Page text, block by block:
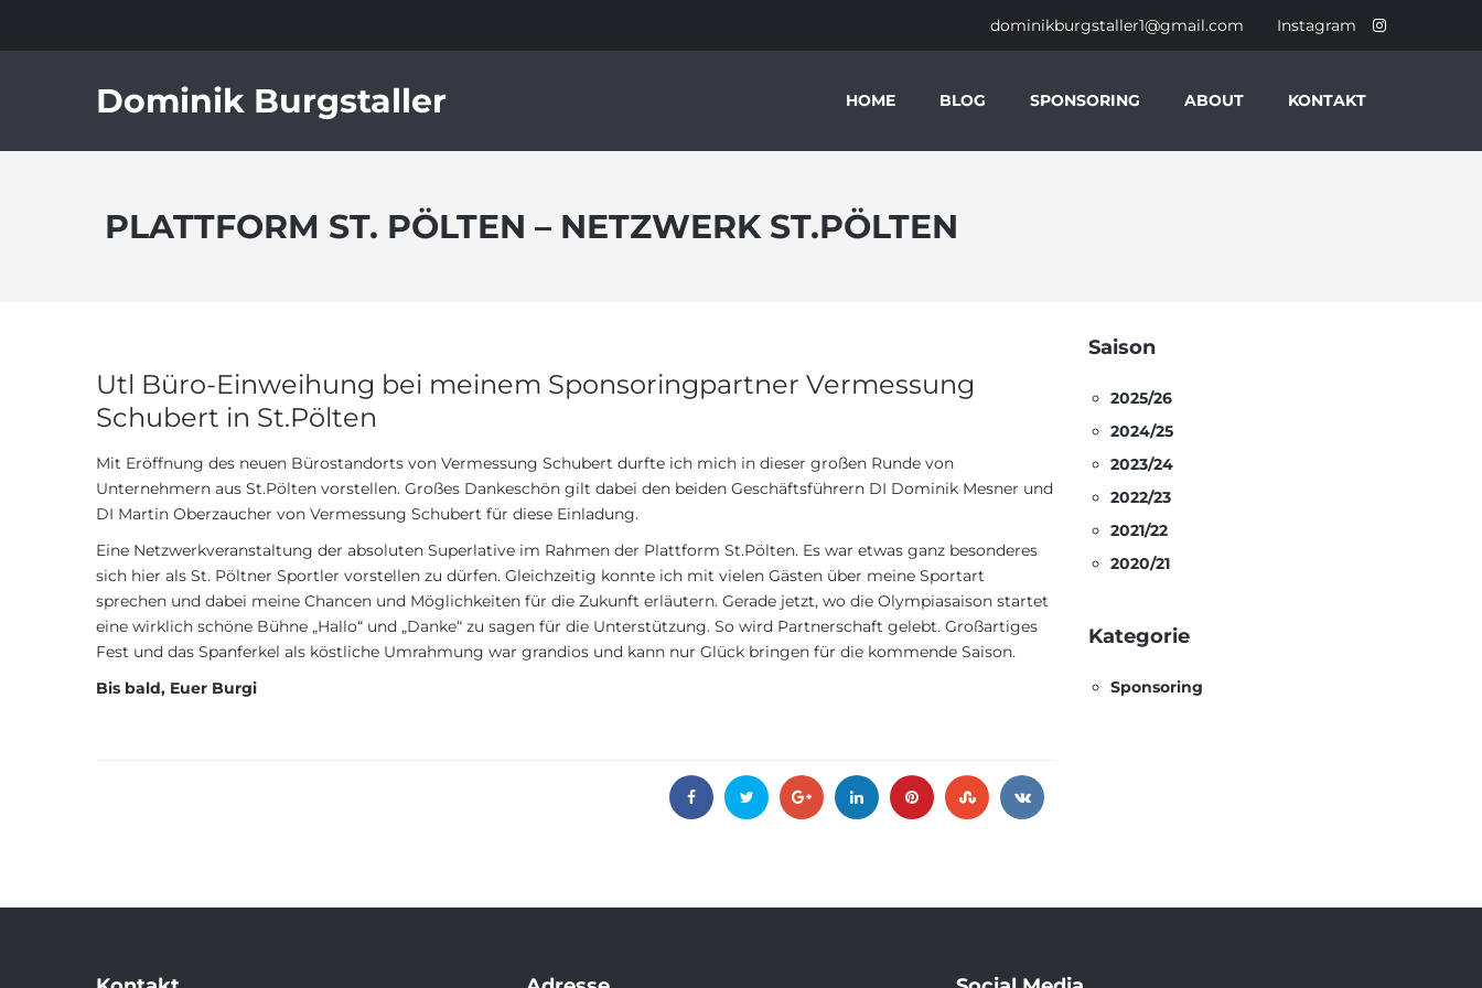
dominikburgstaller1@gmail.com Instagram
Dominik Burgstaller HOME BLOG SPONSORING ABOUT KONTAKT
PLATTFORM ST. PÖLTEN – NETZWERK ST.PÖLTEN
Utl Büro-Einweihung bei meinem Sponsoringpartner Vermessung
Schubert in St.Pölten
Mit Eröffnung des neuen Bürostandorts von Vermessung Schubert durfte ich mich in dieser großen Runde von
Unternehmern aus St.Pölten vorstellen. Großes Dankeschön gilt dabei den beiden Geschäftsführern DI Dominik Mesner und
DI Martin Oberzaucher von Vermessung Schubert für diese Einladung.
Eine Netzwerkveranstaltung der absoluten Superlative im Rahmen der Plattform St.Pölten. Es war etwas ganz besonderes
sich hier als St. Pöltner Sportler vorstellen zu dürfen. Gleichzeitig konnte ich mit vielen Gästen über meine Sportart
sprechen und dabei meine Chancen und Möglichkeiten für die Zukunft erläutern. Gerade jetzt, wo die Olympiasaison startet
eine wirklich schöne Bühne „Hallo“ und „Danke“ zu sagen für die Unterstützung. So wird Partnerschaft gelebt. Großartiges
Fest und das Spanferkel als köstliche Umrahmung war grandios und kann nur Glück bringen für die kommende Saison.
Bis bald, Euer Burgi
Saison
2025/26
2024/25
2023/24
2022/23
2021/22
2020/21
Kategorie
Sponsoring